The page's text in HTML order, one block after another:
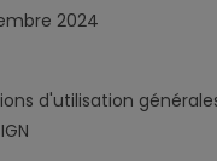
2024
d'utilisation